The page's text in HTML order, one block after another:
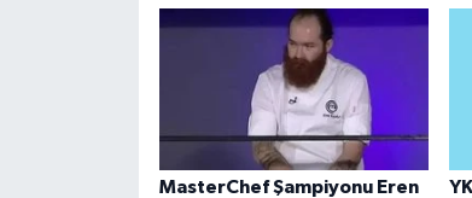
MasterChef Şampiyonu Eren